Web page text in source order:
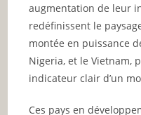
augmentation de leur
redéfinissent le
montée en puissance
Nigeria, et le Vietnam,
indicateur clair d’un
Ces pays en